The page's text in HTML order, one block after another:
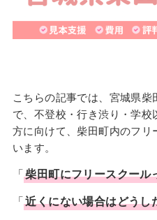
こちらの記事では、宮城県
で、不登校・行き渋り・学
方に向けて、柴田町内のフリ
います。
「柴田町にフリースクール
「近くにない場合はどうし